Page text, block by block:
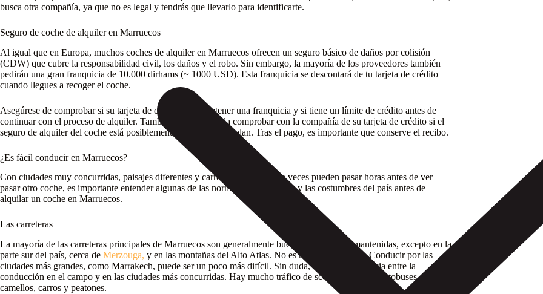
busca otra compañía, ya que no es legal y tendrás que llevarlo para identificarte.
Seguro de coche de alquiler en Marruecos
Al igual que en Europa, muchos coches de alquiler en Marruecos ofrecen un seguro básico de daños por colisión
(CDW) que cubre la responsabilidad civil, los daños y el robo. Sin embargo, la mayoría de los proveedores también
pedirán una gran franquicia de 10.000 dirhams (~ 1000 USD). Esta franquicia se descontará de tu tarjeta de crédito
cuando llegues a recoger el coche.
Asegúrese de comprobar si su tarjeta de crédito puede retener una franquicia y si tiene un límite de crédito antes de
continuar con el proceso de alquiler. También se recomienda comprobar con la compañía de su tarjeta de crédito si el
seguro de alquiler del coche está posiblemente incluido en su plan. Tras el pago, es importante que conserve el recibo.
¿Es fácil conducir en Marruecos?
Con ciudades muy concurridas, paisajes diferentes y carreteras en las que a veces pueden pasar horas antes de ver
pasar otro coche, es importante entender algunas de las normas de circulación y las costumbres del país antes de
alquilar un coche en Marruecos.
Las carreteras
La mayoría de las carreteras principales de Marruecos son generalmente buenas y están bien mantenidas, excepto en la
parte sur del país, cerca de Merzouga, y en las montañas del Alto Atlas. No es necesario un 4×4. Conducir por las
ciudades más grandes, como Marrakech, puede ser un poco más difícil. Sin duda, notará la diferencia entre la
conducción en el campo y en las ciudades más concurridas. Hay mucho tráfico de scooters, burros, autobuses,
camellos, carros y peatones.